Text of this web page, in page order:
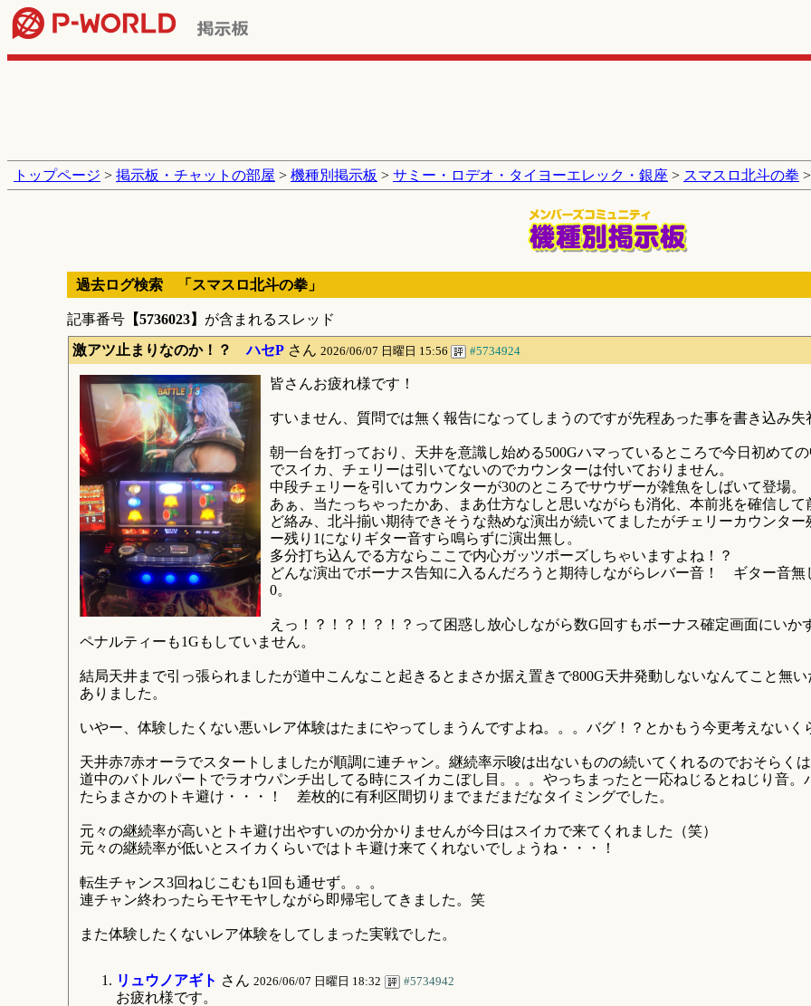
トップページ > 掲示板・チャットの部屋 > 機種別掲示板 > サミー・ロデオ・タイヨーエレック・銀座 > スマスロ北斗の拳
過去ログ検索 「スマスロ北斗の拳」
記事番号 【5736023】 が含まれるスレッド
激アツ止まりなのか！？ハセPさん 2026/06/07 日曜日 15:56 #5734924
皆さんお疲れ様です！
すいません、質問では無く報告になってしまうのですが先程あった事を書き込み失
朝一台を打っており、天井を意識し始める500Gハマっているところで今日初めて
でスイカ、チェリーは引いてないのでカウンターは付いておりません。
中段チェリーを引いてカウンターが30のところでサウザーが雑魚をしばいて登場。
あぁ、当たっちゃったかあ、まあ仕方なしと思いながらも消化、本前兆を確信し
ど絡み、北斗揃い期待できそうな熱めな演出が続いてましたがチェリーカウンタ
ー残り1になりギター音すら鳴らずに演出無し。
多分打ち込んでる方ならここで内心ガッツポーズしちゃいますよね！？
どんな演出でボーナス告知に入るんだろうと期待しながらレバー音！ ギター音
0。
えっ！？！？！？！？って困惑し放心しながら数G回すもボーナス確定画面にいか
ペナルティーも1Gもしていません。
結局天井まで引っ張られましたが道中こんなこと起きるとまさか据え置きで800G天井発動しないなんてこと無
ありました。
いやー、体験したくない悪いレア体験はたまにやってしまうんですよね。。。バグ！？とかもう今更考えない
天井赤7赤オーラでスタートしましたが順調に連チャン。継続率示唆は出ないものの続いてくれるのでおそらく
道中のバトルパートでラオウパンチ出してる時にスイカこぼし目。。。やっちまったと一応ねじるとねじり音
たらまさかのトキ避け・・・！ 差枚的に有利区間切りまでまだまだなタイミングでした。
元々の継続率が高いとトキ避け出やすいのか分かりませんが今日はスイカで来てくれました（笑）
元々の継続率が低いとスイカくらいではトキ避け来てくれないでしょうね・・・！
転生チャンス3回ねじこむも1回も通せず。。。
連チャン終わったらモヤモヤしながら即帰宅してきました。笑
また体験したくないレア体験をしてしまった実戦でした。
リュウノアギト さん 2026/06/07 日曜日 18:32 #5734942
お疲れ様です。